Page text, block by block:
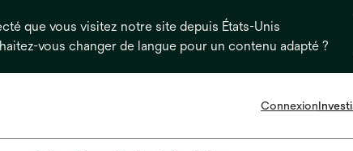
que vous visitez notre site depuis États-Unis
vous changer de langue pour un contenu adapté ?
Connexion